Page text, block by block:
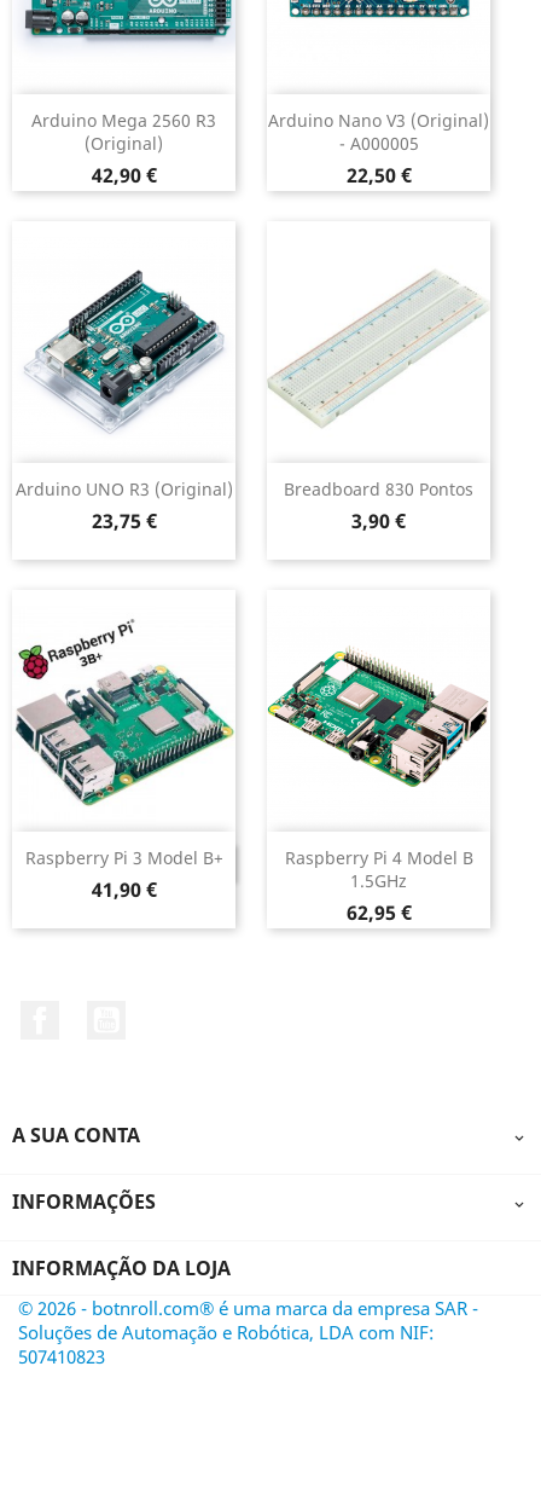
Arduino Mega 2560 R3
(original)
Preço
42,90 €
Arduino Nano V3 (original)
- A000005
Preço
22,50 €
Arduino UNO R3 (original)
Preço
23,75 €
Breadboard 830 Pontos
Preço
3,90 €
Raspberry Pi 3 Model B+
Preço
41,90 €
DESCONTINUADO
Raspberry Pi 4 Model B
1.5GHz
Preço
62,95 €
A SUA CONTA 
INFORMAÇÕES 
INFORMAÇÃO DA LOJA
© 2026 - botnroll.com® é uma marca da empresa SAR -
Soluções de Automação e Robótica, LDA com NIF:
507410823